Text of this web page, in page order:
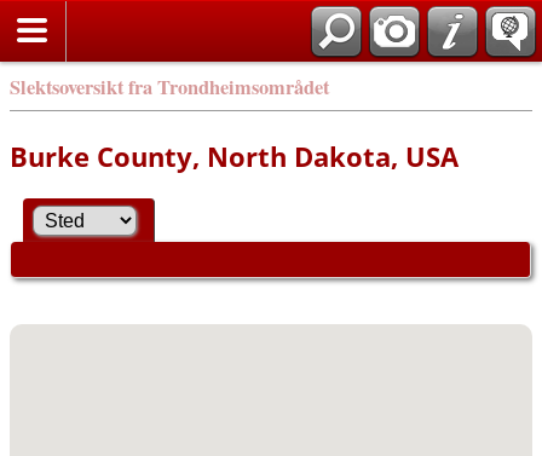
Slektsoversikt fra Trondheimsområdet
Burke County, North Dakota, USA